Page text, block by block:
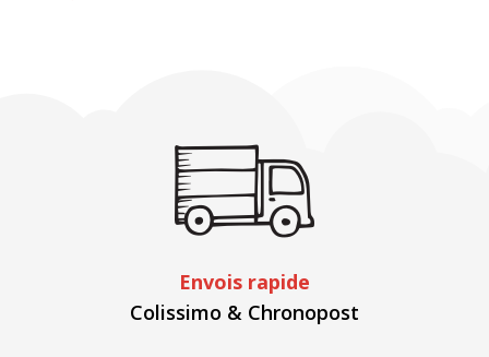
Envois rapide
Colissimo & Chronopost